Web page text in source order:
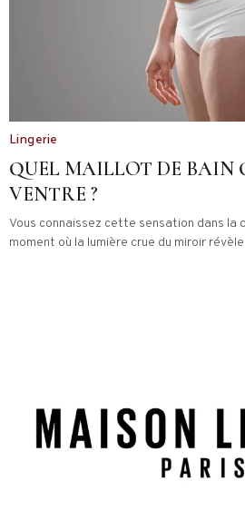
Lingerie
QUEL MAILLOT DE BAIN
VENTRE ?
Vous connaissez cette sensation dans la
moment où la lumière crue du miroir